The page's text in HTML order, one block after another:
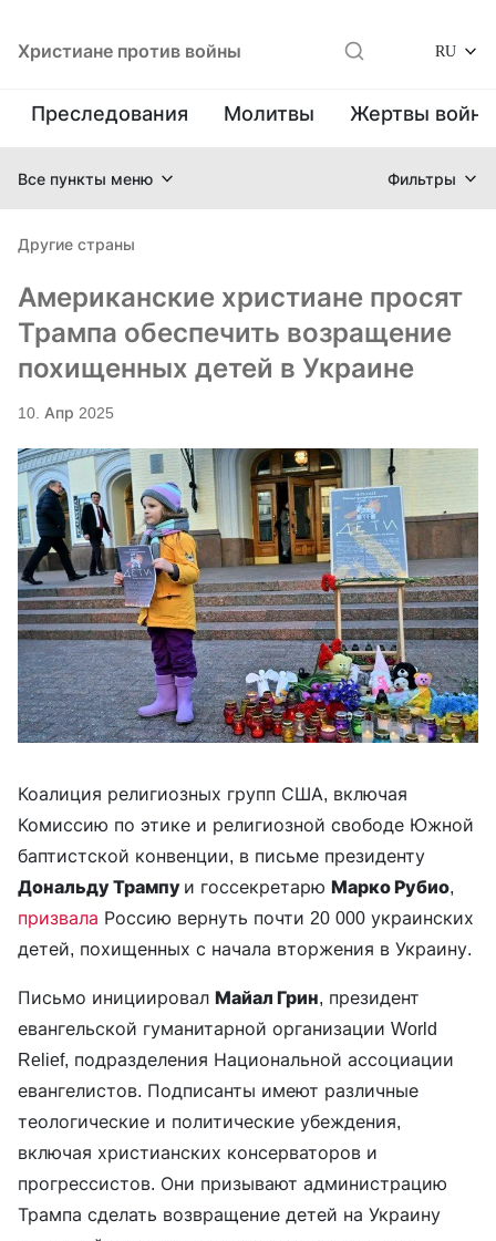
Христиане против войны RU
Преследования Молитвы Жертвы
Все пункты меню Фильтры
Другие страны
Американские христиане просят
Трампа обеспечить возращение
похищенных детей в Украине
10. Апр 2025
Коалиция религиозных групп США, включая
Комиссию по этике и религиозной свободе Южной
баптистской конвенции, в письме президенту
Дональду Трампу и госсекретарю Марко Рубио,
призвала Россию вернуть почти 20 000 украинских
детей, похищенных с начала вторжения в Украину.
Письмо инициировал Майал Грин, президент
евангельской гуманитарной организации World
Relief, подразделения Национальной ассоциации
евангелистов. Подписанты имеют различные
теологические и политические убеждения,
включая христианских консерваторов и
прогрессистов. Они призывают администрацию
Трампа сделать возвращение детей на Украину